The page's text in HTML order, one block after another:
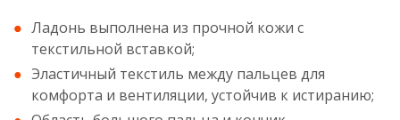
Ладонь выполнена из прочной кожи c
текстильной вставкой;
Эластичный текстиль между пальцев для
комфорта и вентиляции, устойчив к истиранию;